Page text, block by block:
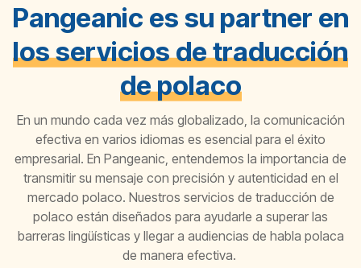
Pangeanic es su partner en
los servicios de traducción
de polaco
En un mundo cada vez más globalizado, la comunicación
efectiva en varios idiomas es esencial para el éxito
empresarial. En Pangeanic , entendemos la importancia de
transmitir su mensaje con precisión y autenticidad en el
mercado polaco. Nuestros servicios de traducción de
polaco están diseñados para ayudarle a superar las
barreras lingüísticas y llegar a audiencias de habla polaca
de manera efectiva.